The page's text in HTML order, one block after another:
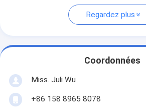
Regardez plus
Coordonnées
Miss. Juli Wu
+86 158 8965 8078